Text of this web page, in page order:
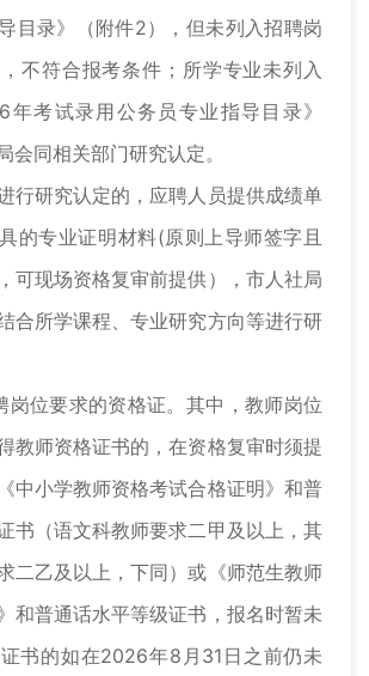
目录》（附件2），但未列入招聘岗
不符合报考条件；所学专业未列入
年考试录用公务员专业指导目录》
会同相关部门研究认定。
研究认定的，应聘人员提供成绩单
的专业证明材料(原则上导师签字且
可现场资格复审前提供），市人社局
合所学课程、专业研究方向等进行研
位要求的资格证。其中，教师岗位
教师资格证书的，在资格复审时须提
中小学教师资格考试合格证明》和普
书（语文科教师要求二甲及以上，其
二乙及以上，下同）或《师范生教师
和普通话水平等级证书，报名时暂未
书的如在2026年8月31日之前仍未